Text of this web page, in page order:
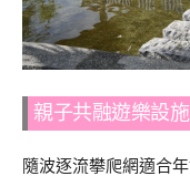
親子共融遊樂設施
隨波逐流攀爬網適合